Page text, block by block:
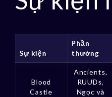
Sự kiện
Phần
thưởng
Blood
Castle
Ancients,
RUUDs,
Ngọc và